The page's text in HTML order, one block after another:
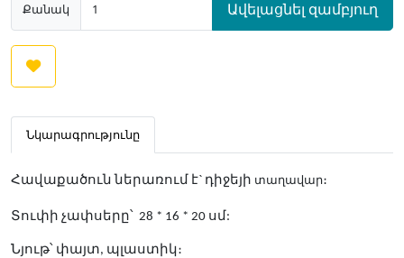
Քանակ Ավելացնել զամբյուղ
Նկարագրությունը
Հավաքածուն ներառում է` դիջեյի տաղավար։
Տուփի չափսերը՝ 28 * 16 * 20 սմ:
Նյութ՝ փայտ, պլաստիկ։